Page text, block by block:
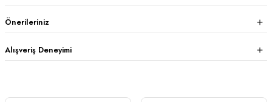
Önerileriniz
Alışveriş Deneyimi